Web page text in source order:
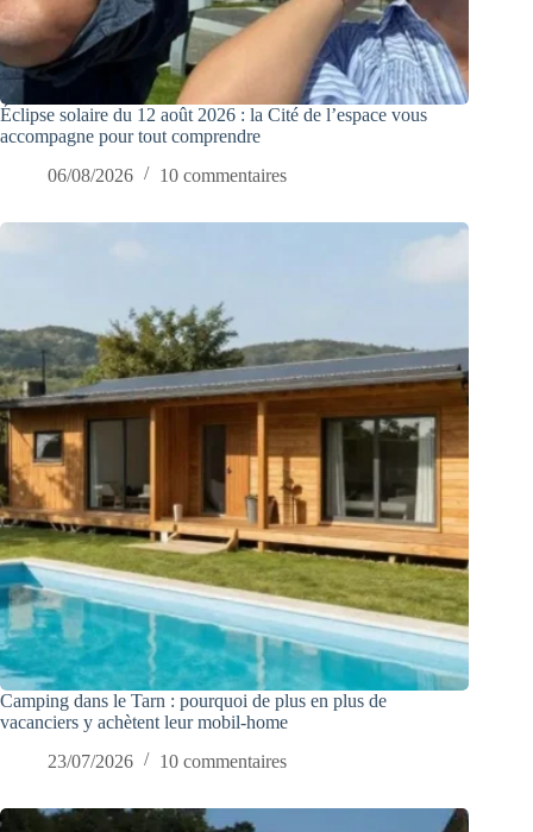
Éclipse solaire du 12 août 2026 : la Cité de l’espace vous
accompagne pour tout comprendre
06/08/2026
10 commentaires
Camping dans le Tarn : pourquoi de plus en plus de
vacanciers y achètent leur mobil-home
23/07/2026
10 commentaires